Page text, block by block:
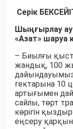
Серік
Шыңғырлау
«Азат» шаруа
– Биылғы
жандық, 100
гектарына 10
артығымен
сайлы, төрт
көрігін
еңсеру